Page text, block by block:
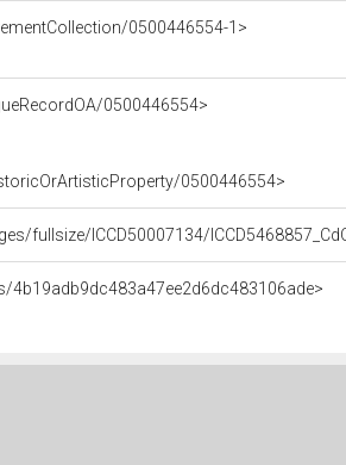
0500446554-1>
0500446554>
0500446554>
fullsize/ICCD50007134/